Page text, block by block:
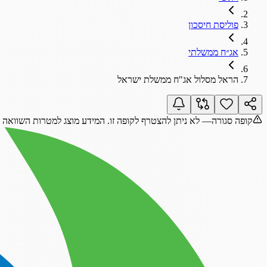
פוליסת חיסכון
אג״ח ממשלתי
הראל מסלול אג"ח ממשלת ישראל
קופה סגורה— לא ניתן להצטרף לקופה זו. המידע מוצג למטרות